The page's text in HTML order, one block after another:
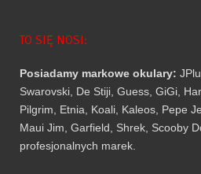
TO SIĘ NOSI:
Posiadamy markowe okulary:
Swarovski, De Stiji, Guess, GiGi,
Pilgrim, Etnia, Koali, Kaleos, Pepe
Maui Jim, Garfield, Shrek, Scooby
profesjonalnych marek.